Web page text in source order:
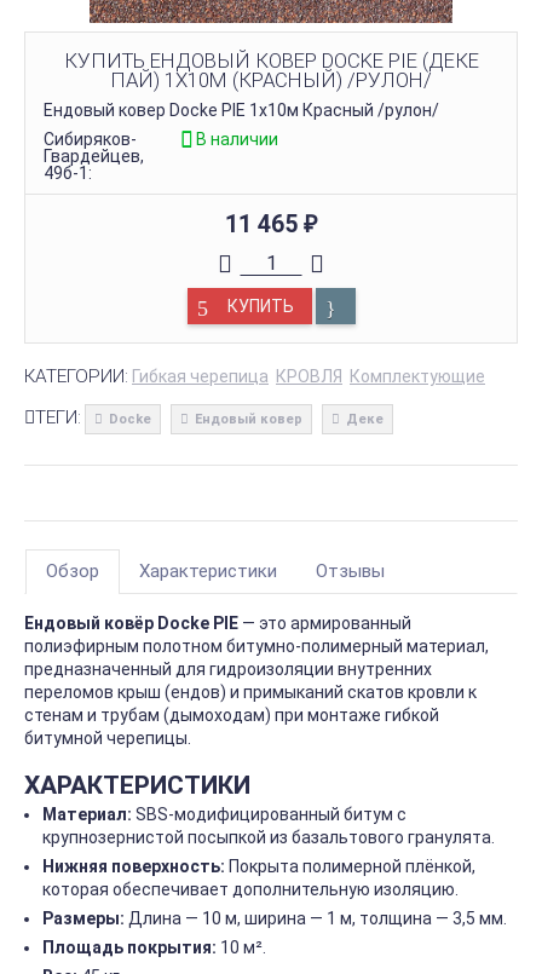
КУПИТЬ ЕНДОВЫЙ КОВЕР DOCKE PIE (ДЕКЕ
ПАЙ) 1Х10М (КРАСНЫЙ) /РУЛОН/
Ендовый ковер Docke PIE 1х10м Красный /рулон/
Сибиряков-
Гвардейцев,
49б-1:
В наличии
11 465 ₽
КУПИТЬ
КАТЕГОРИИ: Гибкая черепица КРОВЛЯ Комплектующие
ТЕГИ: Docke Ендовый ковер Деке
Обзор Характеристики Отзывы
Ендовый ковёр Docke PIE — это армированный
полиэфирным полотном битумно-полимерный материал,
предназначенный для гидроизоляции внутренних
переломов крыш (ендов) и примыканий скатов кровли к
стенам и трубам (дымоходам) при монтаже гибкой
битумной черепицы.
ХАРАКТЕРИСТИКИ
Материал: SBS-модифицированный битум с
крупнозернистой посыпкой из базальтового гранулята.
Нижняя поверхность: Покрыта полимерной плёнкой,
которая обеспечивает дополнительную изоляцию.
Размеры: Длина — 10 м, ширина — 1 м, толщина — 3,5 мм.
Площадь покрытия: 10 м².